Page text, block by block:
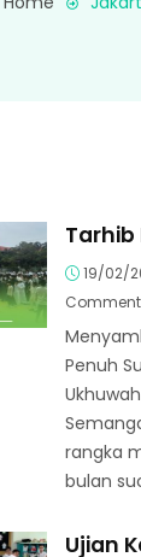
Tarhib
19/02/
Penuh
rangka
bulan
Ujian